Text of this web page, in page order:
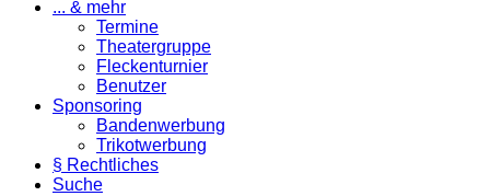
... & mehr
Termine
Theatergruppe
Fleckenturnier
Benutzer
Sponsoring
Bandenwerbung
Trikotwerbung
§ Rechtliches
Suche